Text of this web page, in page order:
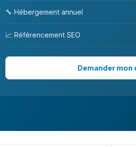
🔧 Hébergement annuel
📈 Référencement SEO
Demander mon